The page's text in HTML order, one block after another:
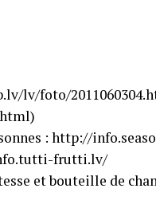
lv/f​oto/
: http://
frutti.l​v/
et bouteille de